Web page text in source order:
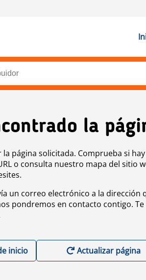
la
página solicitada. Comprueba si hay
o consulta nuestro mapa del sitio
un correo electrónico a la dirección
pondremos en contacto contigo. Te
inicio Actualizar página